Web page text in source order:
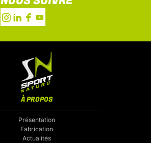
À PROPOS
Présentation
Fabrication
Actualités